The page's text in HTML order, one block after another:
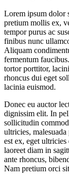
Lorem ipsum dolor
pretium mollis ex,
tempor purus ac
finibus nunc
Aliquam
fermentum
tortor porttitor,
rhoncus dui eget
lacinia euismod.
Donec eu auctor
dignissim elit. In
sollicitudin
ultricies,
est ex, eget
laoreet diam in
ante rhoncus,
Nam pretium orci